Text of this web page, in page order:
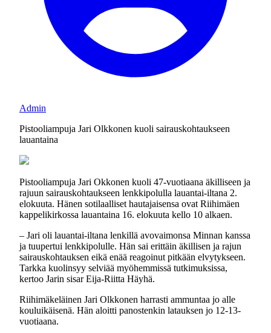
Admin
Pistooliampuja Jari Olkkonen kuoli sairauskohtaukseen
lauantaina
Pistooliampuja Jari Okkonen kuoli 47-vuotiaana äkilliseen ja
rajuun sairauskohtaukseen lenkkipolulla lauantai-iltana 2.
elokuuta. Hänen sotilaalliset hautajaisensa ovat Riihimäen
kappelikirkossa lauantaina 16. elokuuta kello 10 alkaen.
– Jari oli lauantai-iltana lenkillä avovaimonsa Minnan kanssa
ja tuupertui lenkkipolulle. Hän sai erittäin äkillisen ja rajun
sairauskohtauksen eikä enää reagoinut pitkään elvytykseen.
Tarkka kuolinsyy selviää myöhemmissä tutkimuksissa,
kertoo Jarin sisar Eija-Riitta Häyhä.
Riihimäkeläinen Jari Olkkonen harrasti ammuntaa jo alle
kouluikäisenä. Hän aloitti panostenkin latauksen jo 12-13-
vuotiaana.